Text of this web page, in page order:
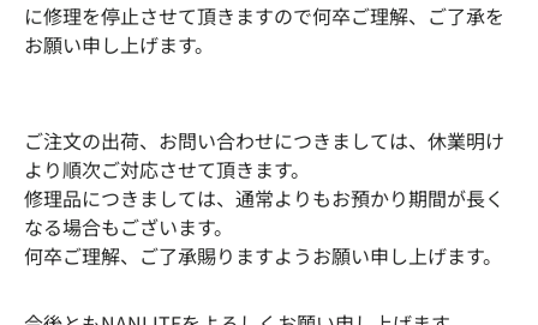
に修理を停止させて頂きますので何卒ご理解、ご了承を
お願い申し上げます。
ご注文の出荷、お問い合わせにつきましては、休業明け
より順次ご対応させて頂きます。
修理品につきましては、通常よりもお預かり期間が長く
なる場合もございます。
何卒ご理解、ご了承賜りますようお願い申し上げます。